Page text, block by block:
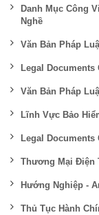
Danh Mục Công
Nghề
Văn Bản Pháp
Legal Documents
Văn Bản Pháp
Lĩnh Vực Bảo
Legal
Thương Mại Điện
Hướng Nghiệp -
Thủ Tục Hành